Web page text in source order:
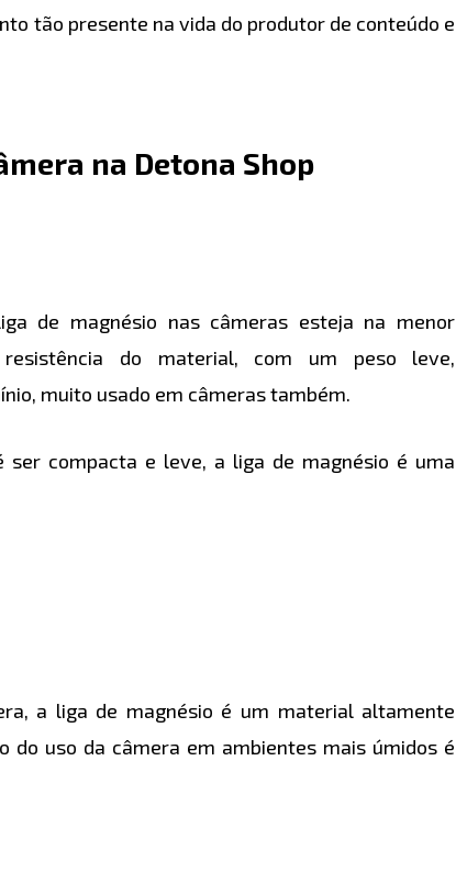
tão presente na vida do produtor de conteúdo e
na Detona Shop
de magnésio nas câmeras esteja na menor
resistência do material, com um peso leve,
muito usado em câmeras também.
compacta e leve, a liga de magnésio é uma
a liga de magnésio é um material altamente
do uso da câmera em ambientes mais úmidos é